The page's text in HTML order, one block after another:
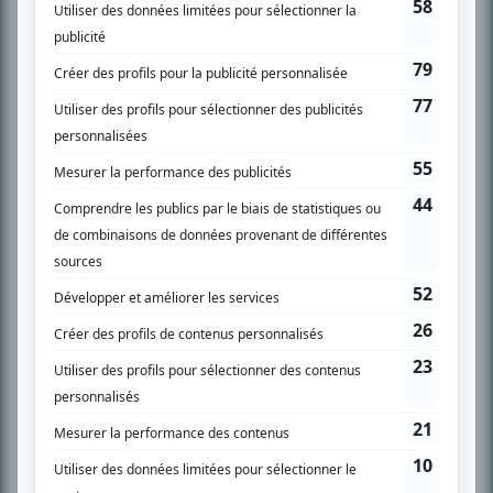
SUR LE RÉSEAU BIZZ MÉDIA
PLAN DU SITE
Accueil
Liste des oeuvres
Recherche avancée
À propos
Nous contacter
Termes et conditions
Politique de confidentialité
Gestion du consentement